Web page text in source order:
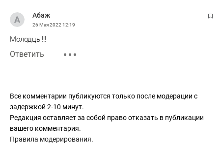
Абаж
26 Мая 2022 12:19
Молодцы!!!
Ответить
Все комментарии публикуются только после модерации с
задержкой 2-10 минут.
Редакция оставляет за собой право отказать в публикации
вашего комментария.
Правила модерирования.